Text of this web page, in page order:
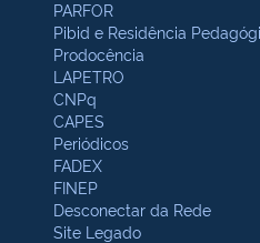
PARFOR
Pibid e Residência
Prodocência
LAPETRO
CNPq
CAPES
Periódicos
FADEX
FINEP
Desconectar da Rede
Site Legado